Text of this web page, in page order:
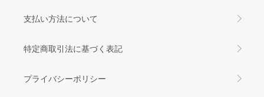
支払い方法について
特定商取引法に基づく表記
プライバシーポリシー